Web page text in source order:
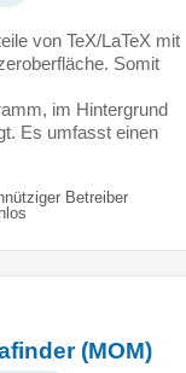
von TeX/LaTeX mit
Somit
im Hintergrund
Es umfasst einen
Betreiber
(MOM)